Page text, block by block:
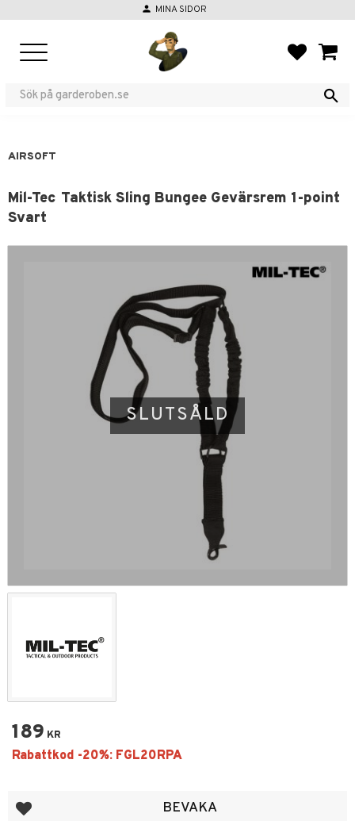
person MINA SIDOR
AIRSOFT
Mil-Tec Taktisk Sling Bungee Gevärsrem 1-point
Svart
SLUTSÅLD
189 KR
Lägg till i favoriter BEVAKA